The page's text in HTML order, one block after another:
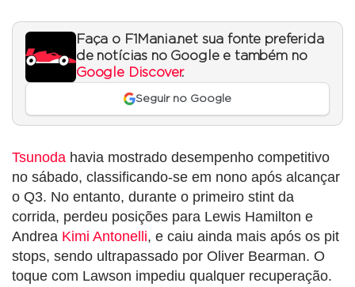
Faça o F1Mania.net sua fonte preferida
de notícias no Google e também no
Google Discover.
Seguir no Google
Tsunoda havia mostrado desempenho competitivo
no sábado, classificando-se em nono após alcançar
o Q3. No entanto, durante o primeiro stint da
corrida, perdeu posições para Lewis Hamilton e
Andrea Kimi Antonelli, e caiu ainda mais após os pit
stops, sendo ultrapassado por Oliver Bearman. O
toque com Lawson impediu qualquer recuperação.